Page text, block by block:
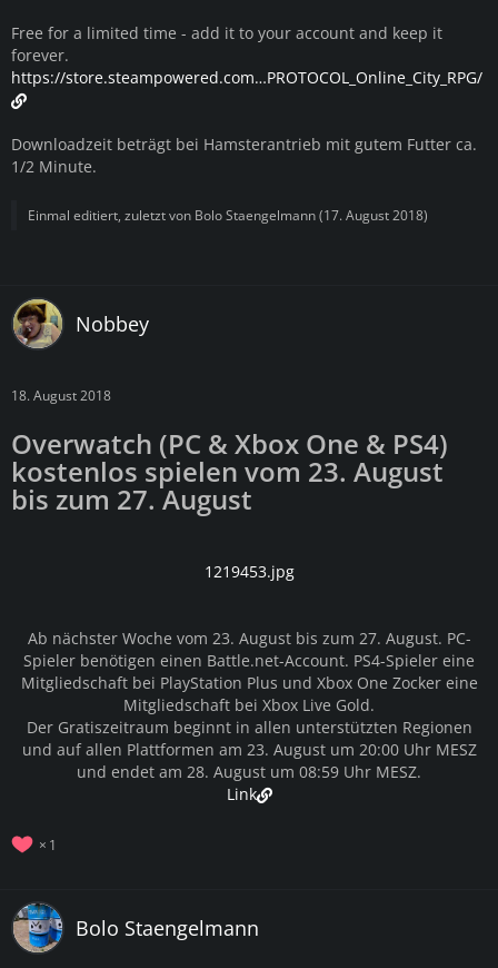
Free for a limited time - add it to your account and keep it
forever.
https://store.steampowered.com…PROTOCOL_Online_City_RPG/
Downloadzeit beträgt bei Hamsterantrieb mit gutem Futter ca.
1/2 Minute.
Einmal editiert, zuletzt von Bolo Staengelmann(17. August 2018)
Nobbey
18. August 2018
Overwatch (PC & Xbox One & PS4)
kostenlos spielen vom 23. August
bis zum 27. August
1219453.jpg
Ab nächster Woche vom 23. August bis zum 27. August. PC-
Spieler benötigen einen Battle.net-Account. PS4-Spieler eine
Mitgliedschaft bei PlayStation Plus und Xbox One Zocker eine
Mitgliedschaft bei Xbox Live Gold.
Der Gratiszeitraum beginnt in allen unterstützten Regionen
und auf allen Plattformen am 23. August um 20:00 Uhr MESZ
und endet am 28. August um 08:59 Uhr MESZ.
Link
1
Bolo Staengelmann